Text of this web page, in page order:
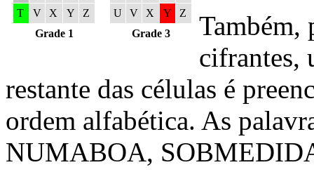
T
V X Y
Z
Grade 1
U
V X Y
Z
Grade 3
Também,
cifrantes,
restante das células é
ordem alfabética. As
NUMABOA,